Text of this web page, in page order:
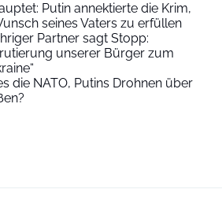
Putin annektierte die Krim,
seines Vaters zu erfüllen
Partner sagt Stopp:
unserer Bürger zum
die NATO, Putins Drohnen über